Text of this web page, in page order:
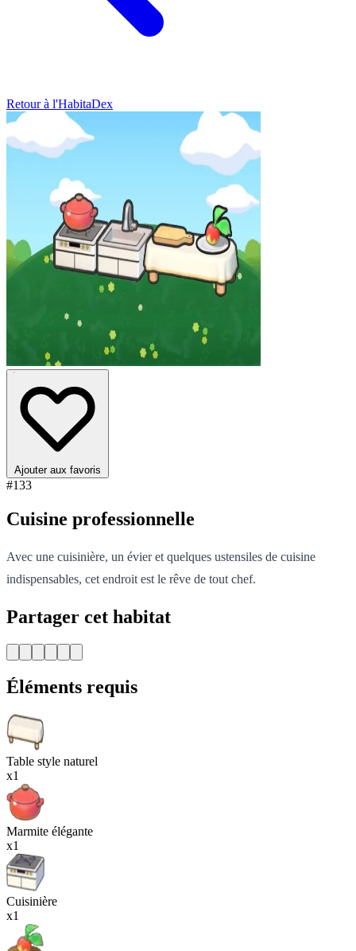
Retour à l'HabitaDex
Ajouter aux favoris
#133
Cuisine professionnelle
Avec une cuisinière, un évier et quelques ustensiles de cuisine
indispensables, cet endroit est le rêve de tout chef.
Partager cet habitat
Éléments requis
Table style naturel
x1
Marmite élégante
x1
Cuisinière
x1